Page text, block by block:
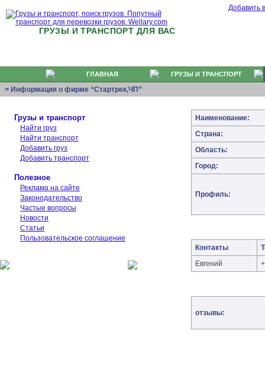
ГРУЗЫ И ТРАНСПОРТ ДЛЯ ВАС
Добавить
ГЛАВНАЯ ГРУЗЫ И ТРАНСПОРТ
> Информация о фирме “Стартрек,ЧП”
Грузы и транспорт
Найти груз
Найти транспорт
Добавить груз
Добавить транспорт
Полезное
Реклама на сайте
Законодательство
Частые вопросы
Новости
Статьи
Пользовательское соглашение
Наименование:
Страна:
Область:
Город:
Профиль:
Контакты
Евгений
отзывы: